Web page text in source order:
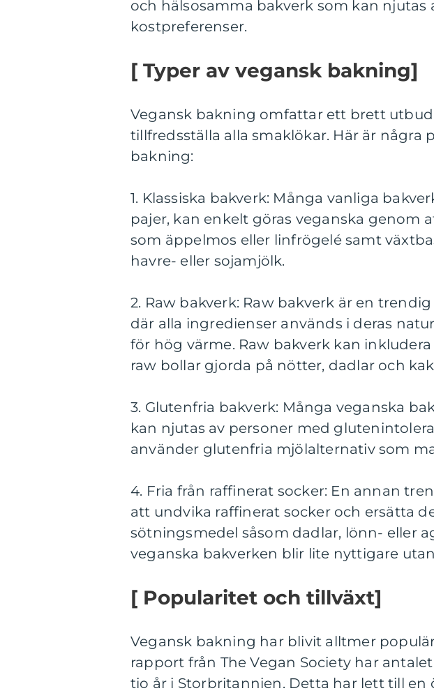
och hälsosamma bakverk som kan njutas
kostpreferenser.
[ Typer av vegansk bakning]
Vegansk bakning omfattar ett brett utbud
tillfredsställa alla smaklökar. Här är några
bakning:
1. Klassiska bakverk: Många vanliga
pajer, kan enkelt göras veganska genom
som äppelmos eller linfrögelé samt
havre- eller sojamjölk.
2. Raw bakverk: Raw bakverk är en
där alla ingredienser används i deras
för hög värme. Raw bakverk kan
raw bollar gjorda på nötter, dadlar och
3. Glutenfria bakverk: Många veganska
kan njutas av personer med
använder glutenfria mjölalternativ som
4. Fria från raffinerat socker: En annan
att undvika raffinerat socker och ersätta
sötningsmedel såsom dadlar, lönn- eller
veganska bakverken blir lite nyttigare
[ Popularitet och tillväxt]
Vegansk bakning har blivit alltmer
rapport från The Vegan Society har
tio år i Storbritannien. Detta har lett till en